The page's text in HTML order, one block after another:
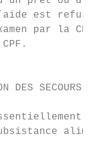
est
par la
DES SECOURS DU